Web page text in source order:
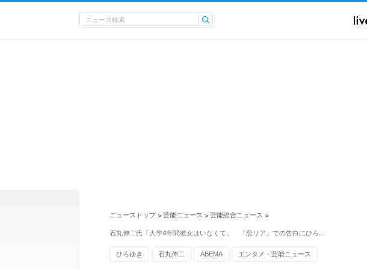
ニューストップ > 芸能ニュース > 芸能総合ニュース >
石丸伸二氏「大学4年間彼女はいなくて」 「恋リア」での告白にひろ…
ひろゆき 石丸伸二 ABEMA エンタメ・芸能ニュース